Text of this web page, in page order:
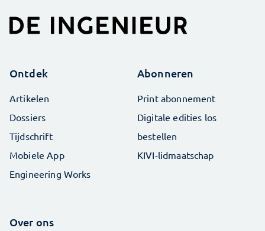
Ontdek
Artikelen
Dossiers
Tijdschrift
Mobiele App
Engineering Works
Abonneren
Print abonnement
Digitale edities los
bestellen
KIVI-lidmaatschap
Over ons